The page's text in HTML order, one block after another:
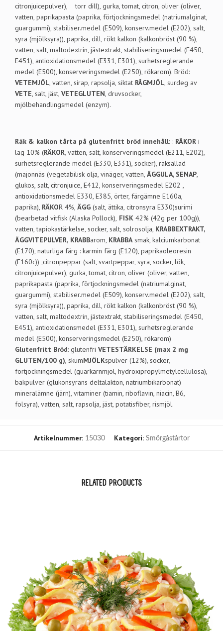
citronjuicepulver), torr dill), gurka, tomat, citron, oliver (oliver,
vatten, paprikapasta (paprika, förtjockningsmedel (natriumalginat,
guargummi), stabiliser.medel (E509), konserv.medel (E202), salt,
syra (mjölksyra)), paprika, dill, rökt kalkon (kalkonbröst (90 %),
vatten, salt, maltodextrin, jästextrakt, stabiliseringsmedel (E450,
E451), antioxidationsmedel (E331, E301), surhetsreglerande
medel (E500), konserveringsmedel (E250), rökarom). Bröd:
VETEMJÖL, vatten, sirap, rapsolja, siktat RÅGMJÖL, surdeg av
VETE, salt, jäst, VETEGLUTEN, druvsocker,
mjölbehandlingsmedel (enzym).
Räk & kalkon tårta på glutenfritt bröd innehåll: : RÄKOR i
lag 10% (RÄKOR, vatten, salt, konserveringsmedel (E211, E202),
surhetsreglerande medel (E330, E331), socker), räksallad
(majonnäs (vegetabilisk olja, vinäger, vatten, ÄGGULA, SENAP,
glukos, salt, citronjuice, E412, konserveringsmedel E202 ,
antioxidationsmedel E330, E385, örter, färgämne E160a,
paprika), RÄKOR 4%, ÄGG (salt, ättika, citronsyra E330)surimi
(bearbetad vitfisk (Alaska Pollock), FISK 42% (42g per 100g)),
vatten, tapiokastärkelse, socker, salt, solrosolja, KRABBEXTRAKT,
ÄGGVITEPULVER, KRABBarom, KRABBAsmak, kalciumkarbonat
(E170), naturliga färg : karmin färg (E120), paprikaoleoresin
(E160c)) ,citronpeppar (salt, svartpeppar, syra, socker, lök,
citronjuicepulver), gurka, tomat, citron, oliver (oliver, vatten,
paprikapasta (paprika, förtjockningsmedel (natriumalginat,
guargummi), stabiliser.medel (E509), konserv.medel (E202), salt,
syra (mjölksyra)), paprika, dill, rökt kalkon (kalkonbröst (90 %),
vatten, salt, maltodextrin, jästextrakt, stabiliseringsmedel (E450,
E451), antioxidationsmedel (E331, E301), surhetsreglerande
medel (E500), konserveringsmedel (E250), rökarom)
Glutenfritt Bröd: glutenfri VETESTÄRKELSE (max 2 mg
GLUTEN/100 g), skumMJÖLKspulver (12%), socker,
förtjockningsmedel (guarkärnmjöl, hydroxipropylmetylcellulosa),
bakpulver (glukonsyrans deltalakton, natriumbikarbonat)
mineralämne (järn), vitaminer (tiamin, riboflavin, niacin, B6,
folsyra), vatten, salt, rapsolja, jäst, potatisfiber, rismjöl.
Artikelnummer: 15030 Kategori: Smörgåstårtor
RELATED PRODUCTS